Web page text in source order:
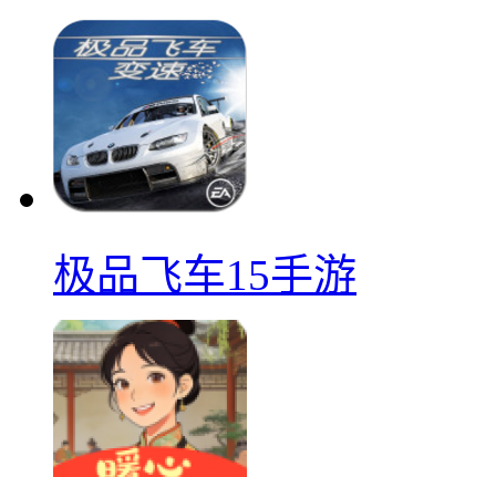
极品飞车15手游